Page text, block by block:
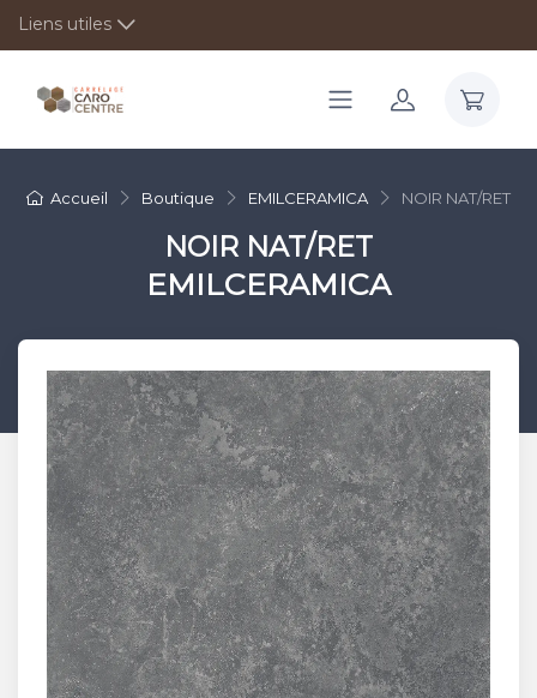
Liens utiles
Accueil Boutique EMILCERAMICA NOIR NAT/RET
NOIR NAT/RET
EMILCERAMICA